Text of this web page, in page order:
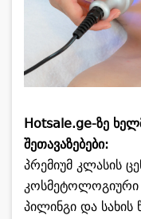
Hotsale.ge-ზე
შეთავაზებები:
პრემიუმ კლასის
კოსმეტოლოგიური
პილინგი და სახის